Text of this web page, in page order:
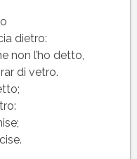
dietro:
non l’ho detto,
di vetro.